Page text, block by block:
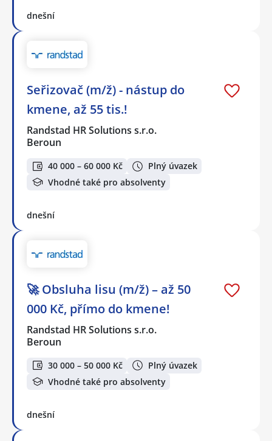
dnešní
Seřizovač (m/ž) - nástup do
kmene, až 55 tis.!
Randstad HR Solutions s.r.o.
Beroun
40 000 – 60 000 Kč
Plný úvazek
Vhodné také pro absolventy
dnešní
🚀 Obsluha lisu (m/ž) – až 50
000 Kč, přímo do kmene!
Randstad HR Solutions s.r.o.
Beroun
30 000 – 50 000 Kč
Plný úvazek
Vhodné také pro absolventy
dnešní